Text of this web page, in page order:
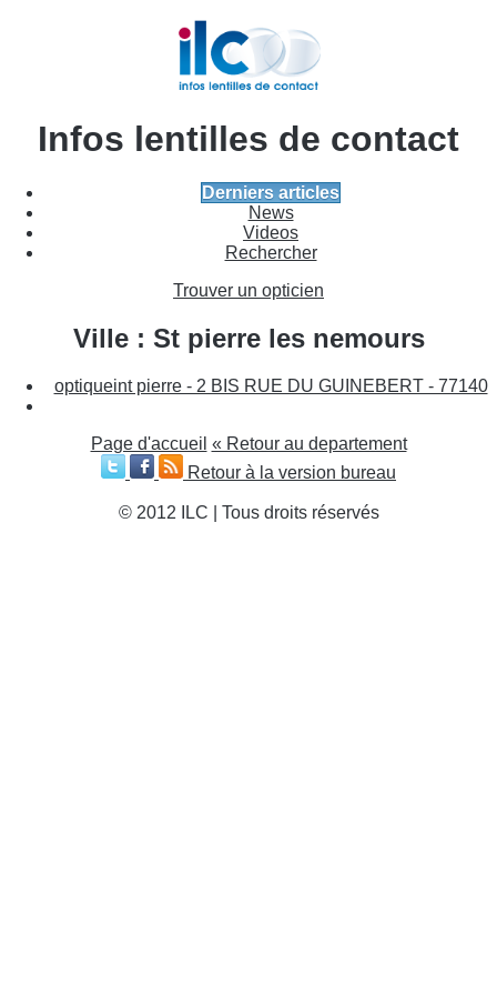
Infos lentilles de contact
Derniers articles
News
Videos
Rechercher
Trouver un opticien
Ville : St pierre les nemours
optiqueint pierre - 2 BIS RUE DU GUINEBERT - 77140
Page d'accueil « Retour au departement
Retour à la version bureau
© 2012 ILC | Tous droits réservés